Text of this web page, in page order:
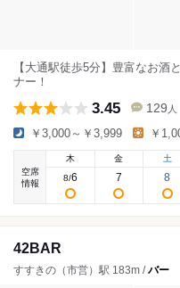
【大通駅徒歩5分】豊富なお酒
ナー！
3.45 129 人
￥3,000～￥3,999 ￥
空席
情報
木
8/6
金
7
土
8
42BAR
すすきの（市営）駅 183m /バー